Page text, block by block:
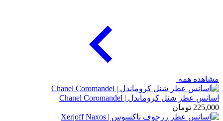
مشاهده همه
اسانس عطر شنل کروماندل | Chanel Coromandel
225,000 تومان